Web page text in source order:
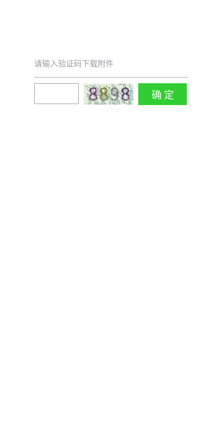
请输入验证码下载附件